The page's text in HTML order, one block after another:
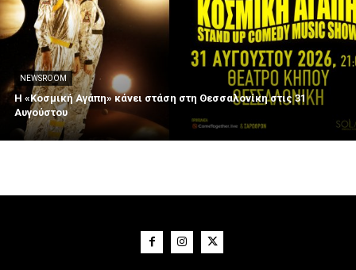
NEWSROOM
Η «Κοσμική Αγάπη» κάνει στάση στη Θεσσαλονίκη στις 31
Αυγούστου